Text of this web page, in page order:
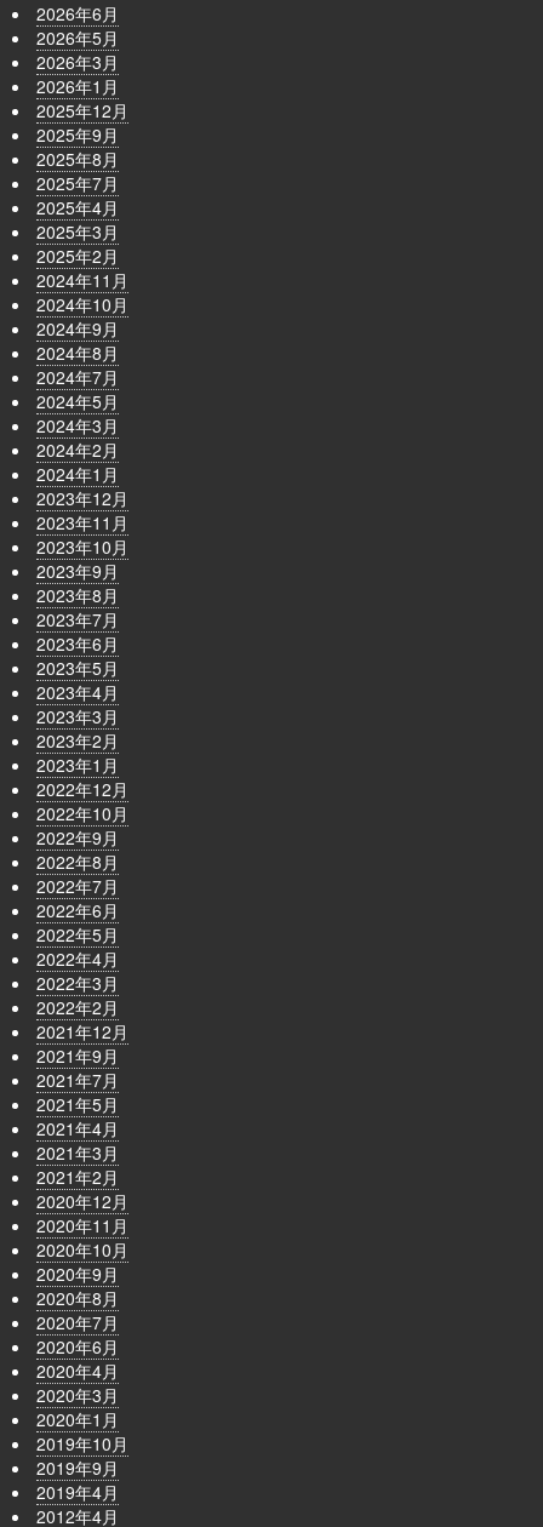
2026年6月
2026年5月
2026年3月
2026年1月
2025年12月
2025年9月
2025年8月
2025年7月
2025年4月
2025年3月
2025年2月
2024年11月
2024年10月
2024年9月
2024年8月
2024年7月
2024年5月
2024年3月
2024年2月
2024年1月
2023年12月
2023年11月
2023年10月
2023年9月
2023年8月
2023年7月
2023年6月
2023年5月
2023年4月
2023年3月
2023年2月
2023年1月
2022年12月
2022年10月
2022年9月
2022年8月
2022年7月
2022年6月
2022年5月
2022年4月
2022年3月
2022年2月
2021年12月
2021年9月
2021年7月
2021年5月
2021年4月
2021年3月
2021年2月
2020年12月
2020年11月
2020年10月
2020年9月
2020年8月
2020年7月
2020年6月
2020年4月
2020年3月
2020年1月
2019年10月
2019年9月
2019年4月
2012年4月